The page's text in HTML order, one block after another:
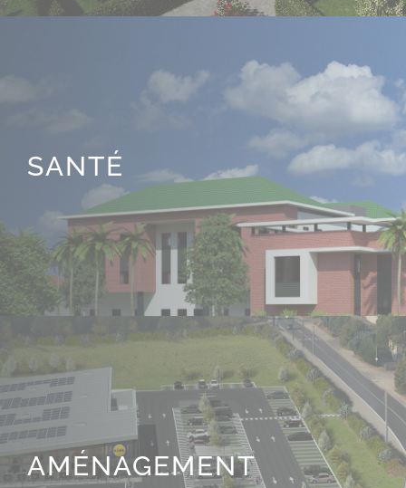
SANTÉ
AMÉNAGEMENT